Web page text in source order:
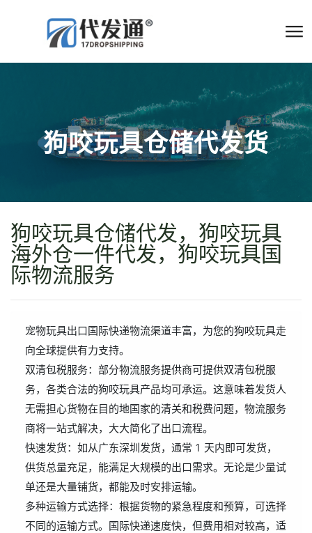
狗咬玩具仓储代发货
狗咬玩具仓储代发，狗咬玩具
海外仓一件代发，狗咬玩具国
际物流服务
宠物玩具出口国际快递物流渠道丰富，为您的狗咬玩具走
向全球提供有力支持。
双清包税服务：部分物流服务提供商可提供双清包税服
务，各类合法的狗咬玩具产品均可承运。这意味着发货人
无需担心货物在目的地国家的清关和税费问题，物流服务
商将一站式解决，大大简化了出口流程。
快速发货：如从广东深圳发货，通常 1 天内即可发货，
供货总量充足，能满足大规模的出口需求。无论是少量试
单还是大量铺货，都能及时安排运输。
多种运输方式选择：根据货物的紧急程度和预算，可选择
不同的运输方式。国际快递速度快，但费用相对较高，适